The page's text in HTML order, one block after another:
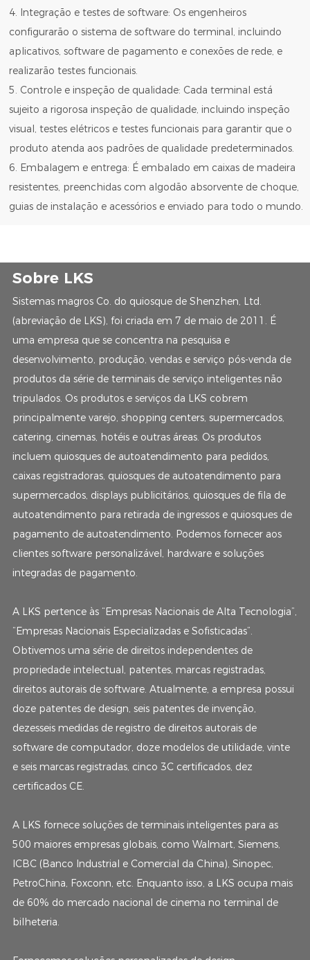
4. Integração e testes de software: Os engenheiros
configurarão o sistema de software do terminal, incluindo
aplicativos, software de pagamento e conexões de rede, e
realizarão testes funcionais.
5. Controle e inspeção de qualidade: Cada terminal está
sujeito a rigorosa inspeção de qualidade, incluindo inspeção
visual, testes elétricos e testes funcionais para garantir que o
produto atenda aos padrões de qualidade predeterminados.
6. Embalagem e entrega: É embalado em caixas de madeira
resistentes, preenchidas com algodão absorvente de choque,
guias de instalação e acessórios e enviado para todo o mundo.
Sobre LKS
Sistemas magros Co. do quiosque de Shenzhen, Ltd.
(abreviação de LKS), foi criada em 7 de maio de 2011. É
uma empresa que se concentra na pesquisa e
desenvolvimento, produção, vendas e serviço pós-venda de
produtos da série de terminais de serviço inteligentes não
tripulados. Os produtos e serviços da LKS cobrem
principalmente varejo, shopping centers, supermercados,
catering, cinemas, hotéis e outras áreas. Os produtos
incluem quiosques de autoatendimento para pedidos,
caixas registradoras, quiosques de autoatendimento para
supermercados, displays publicitários, quiosques de fila de
autoatendimento para retirada de ingressos e quiosques de
pagamento de autoatendimento. Podemos fornecer aos
clientes software personalizável, hardware e soluções
integradas de pagamento.
A LKS pertence às “Empresas Nacionais de Alta Tecnologia”,
“Empresas Nacionais Especializadas e Sofisticadas”.
Obtivemos uma série de direitos independentes de
propriedade intelectual, patentes, marcas registradas,
direitos autorais de software. Atualmente, a empresa possui
doze patentes de design, seis patentes de invenção,
dezesseis medidas de registro de direitos autorais de
software de computador, doze modelos de utilidade, vinte
e seis marcas registradas, cinco 3C certificados, dez
certificados CE.
A LKS fornece soluções de terminais inteligentes para as
500 maiores empresas globais, como Walmart, Siemens,
ICBC (Banco Industrial e Comercial da China), Sinopec,
PetroChina, Foxconn, etc. Enquanto isso, a LKS ocupa mais
de 60% do mercado nacional de cinema no terminal de
bilheteria.